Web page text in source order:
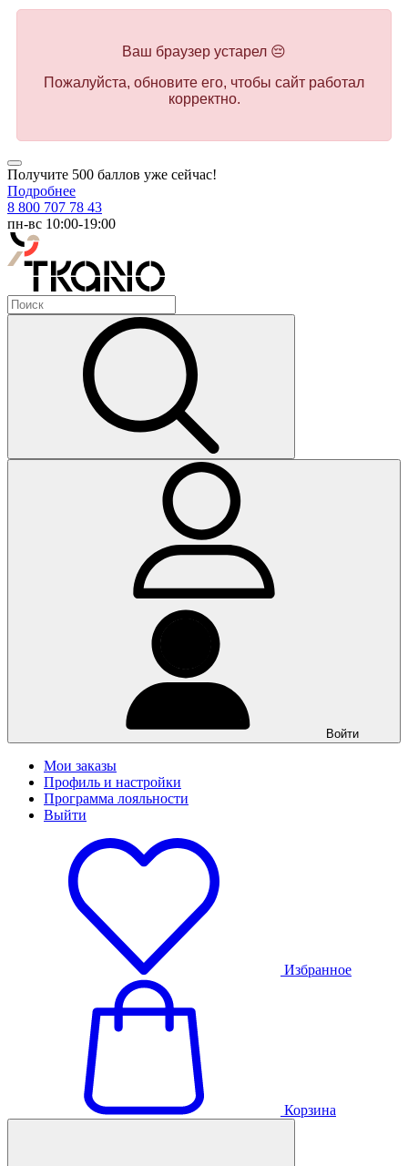
Ваш браузер устарел 😔
Пожалуйста, обновите его, чтобы сайт работал
корректно.
Получите 500 баллов уже сейчас!
Подробнее
8 800 707 78 43
пн-вс 10:00-19:00
Войти
Мои заказы
Профиль и настройки
Программа лояльности
Выйти
Избранное
Корзина